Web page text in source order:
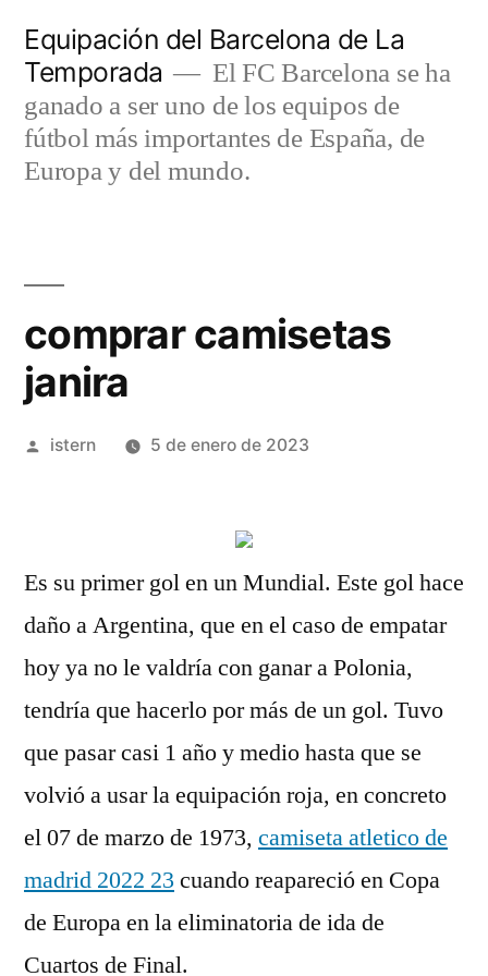
contenido
Equipación del Barcelona de La
Temporada
El FC Barcelona se ha
ganado a ser uno de los equipos de
fútbol más importantes de España, de
Europa y del mundo.
comprar camisetas
janira
Publicado
istern 5 de enero de 2023
Es su primer gol en un Mundial. Este gol hace
daño a Argentina, que en el caso de empatar
hoy ya no le valdría con ganar a Polonia,
tendría que hacerlo por más de un gol. Tuvo
que pasar casi 1 año y medio hasta que se
volvió a usar la equipación roja, en concreto
el 07 de marzo de 1973, camiseta atletico de
madrid 2022 23 cuando reapareció en Copa
de Europa en la eliminatoria de ida de
Cuartos de Final.